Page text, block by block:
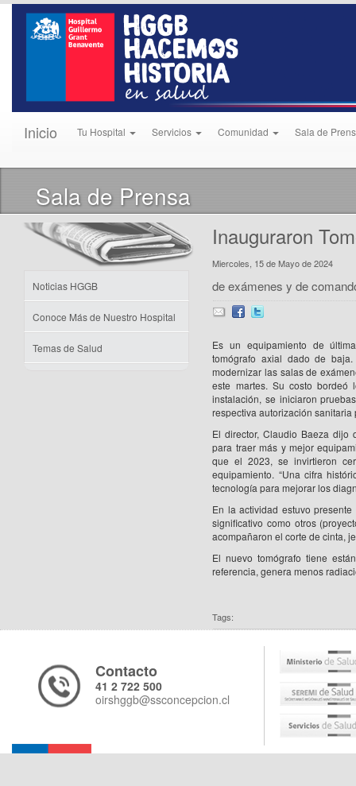
Inicio Tu Hospital Servicios Comunidad Sala de
Sala de Prensa
Noticias HGGB
Conoce Más de Nuestro Hospital
Temas de Salud
Inauguraron
Miercoles, 15 de Mayo de 2024
de exámenes y de
Es un equipamiento de
tomógrafo axial dado de
modernizar las salas de
este martes. Su costo
instalación, se iniciaron
respectiva autorización
El director, Claudio Baeza dijo
para traer más y mejor
que el 2023, se invirtieron
equipamiento. “Una cifra
tecnología para mejorar los
En la actividad estuvo
significativo como otros
acompañaron el corte de cinta,
El nuevo tomógrafo tiene
referencia, genera menos
Tags:
Contacto
41 2 722 500
oirshggb@ssconcepcion.cl